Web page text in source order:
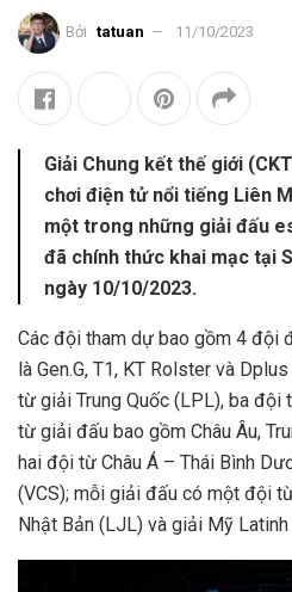
Bởi tatuan 11/10/2023
Giải Chung kết thế giới
chơi điện tử nổi tiếng Liên
một trong những giải đấu
đã chính thức khai mạc tại
ngày 10/10/2023.
Các đội tham dự bao gồm 4 đội
là Gen.G, T1, KT Rolster và
từ giải Trung Quốc (LPL), ba đội
từ giải đấu bao gồm Châu Âu,
hai đội từ Châu Á – Thái Bình
(VCS); mỗi giải đấu có một đội
Nhật Bản (LJL) và giải Mỹ Latinh